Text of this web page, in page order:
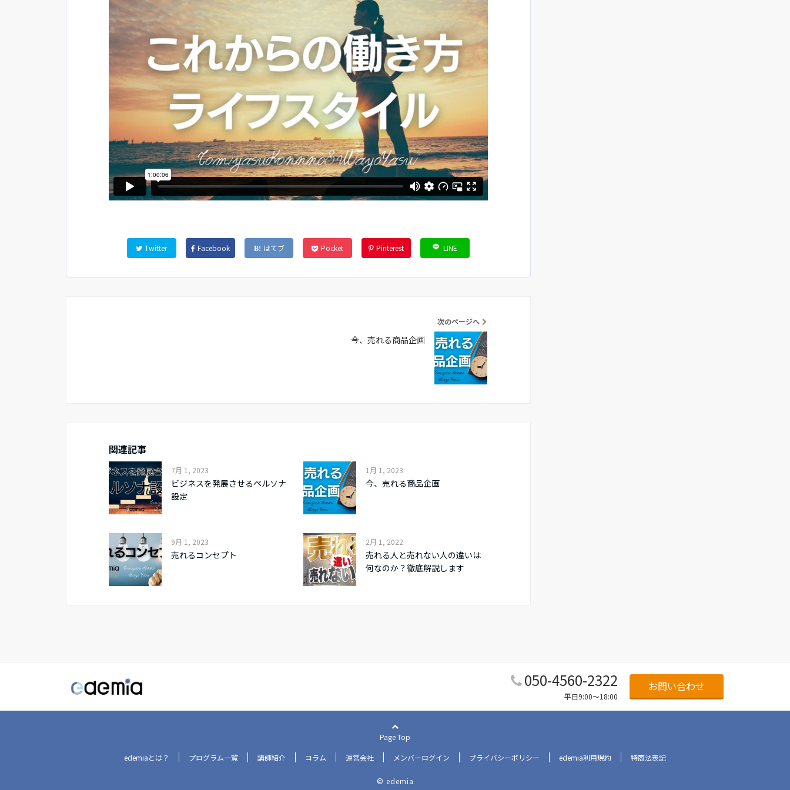
Twitter Facebook はてブ Pocket Pinterest LINE
次のページへ
今、売れる商品企画
関連記事
7月 1, 2023
ビジネスを発展させるペルソナ
設定
1月 1, 2023
今、売れる商品企画
9月 1, 2023
売れるコンセプト
2月 1, 2022
売れる人と売れない人の違いは
何なのか？徹底解説します
050-4560-2322
平日9:00～18:00
お問い合わせ
Page Top
edemiaとは？ プログラム一覧 講師紹介 コラム 運営会社 メンバーログイン プライバシーポリシー edemia利用規約 特商法表記
© edemia